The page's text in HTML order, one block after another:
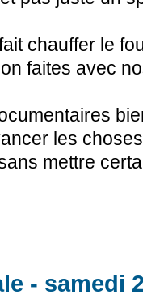
chauffer le
faites avec
les
mettre
- samedi